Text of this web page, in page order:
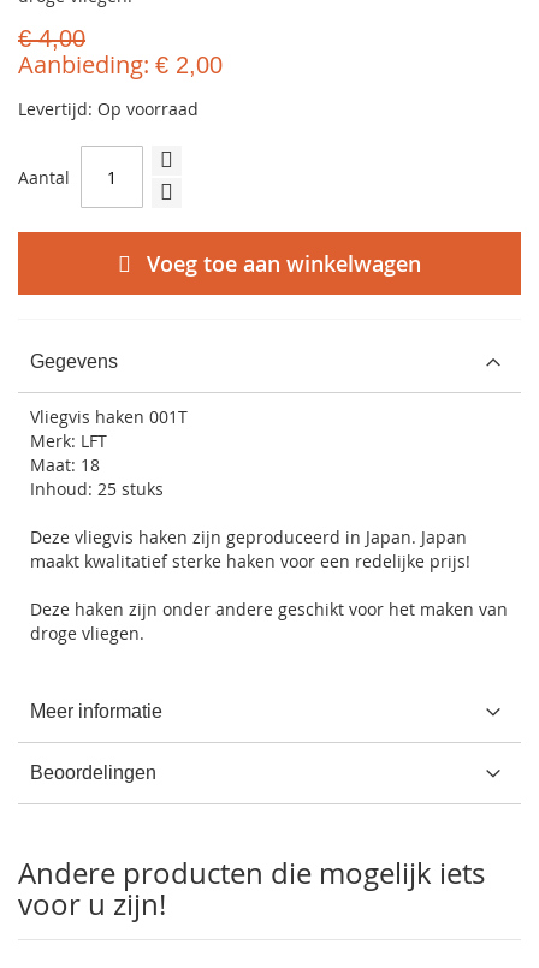
€ 4,00
Aanbieding € 2,00
Levertijd: Op voorraad
Aantal
Voeg toe aan winkelwagen
Gegevens
Vliegvis haken 001T
Merk: LFT
Maat: 18
Inhoud: 25 stuks
Deze vliegvis haken zijn geproduceerd in Japan. Japan
maakt kwalitatief sterke haken voor een redelijke prijs!
Deze haken zijn onder andere geschikt voor het maken van
droge vliegen.
Meer informatie
Beoordelingen
Andere producten die mogelijk iets
voor u zijn!